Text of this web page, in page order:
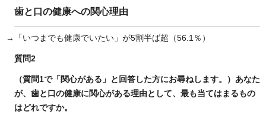
歯と口の健康への関心理由
→「いつまでも健康でいたい」が5割半ば超（56.1％）
質問2
（質問1で「関心がある」と回答した方にお尋ねします。）あなた
が、歯と口の健康に関心がある理由として、最も当てはまるもの
はどれですか。